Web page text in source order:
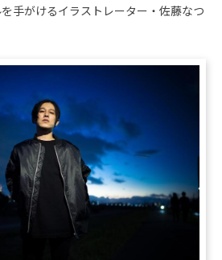
手がけるイラストレーター・佐藤なつ